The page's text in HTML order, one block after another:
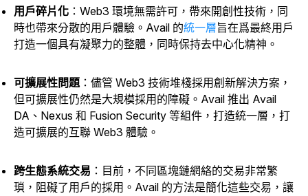
用戶碎片化 ：Web3 環境無需許可，帶來開創性技術，同
時也帶來分散的用戶體驗。Avail 的統一層旨在爲最終用戶
打造一個具有凝聚力的整體，同時保持去中心化精神。
可擴展性問題：儘管 Web3 技術堆棧採用創新解決方案，
但可擴展性仍然是大規模採用的障礙。Avail 推出 Avail
DA、Nexus 和 Fusion Security 等組件，打造統一層，打
造可擴展的互聯 Web3 體驗。
跨生態系統交易 ：目前，不同區塊鏈網絡的交易非常繁
瑣，阻礙了用戶的採用。Avail 的方法是簡化這些交易，讓